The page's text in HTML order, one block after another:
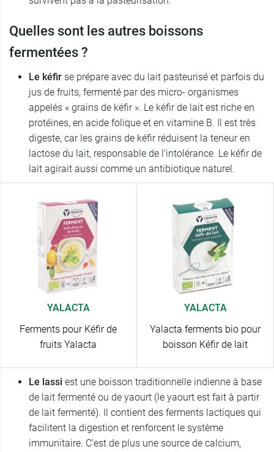
Quelles sont les autres boissons
fermentées ?
Le kéfir se prépare avec du lait pasteurisé et parfois du
jus de fruits, fermenté par des micro- organismes
appelés « grains de kéfir ». Le kéfir de lait est riche en
protéines, en acide folique et en vitamine B. Il est très
digeste, car les grains de kéfir réduisent la teneur en
lactose du lait, responsable de l’intolérance. Le kéfir de
lait agirait aussi comme un antibiotique naturel.
YALACTA
Ferments pour Kéfir de
fruits Yalacta
YALACTA
Yalacta ferments bio pour
boisson Kéfir de lait
Le lassi est une boisson traditionnelle indienne à base
de lait fermenté ou de yaourt (le yaourt est fait à partir
de lait fermenté). Il contient des ferments lactiques qui
facilitent la digestion et renforcent le système
immunitaire. C’est de plus une source de calcium,